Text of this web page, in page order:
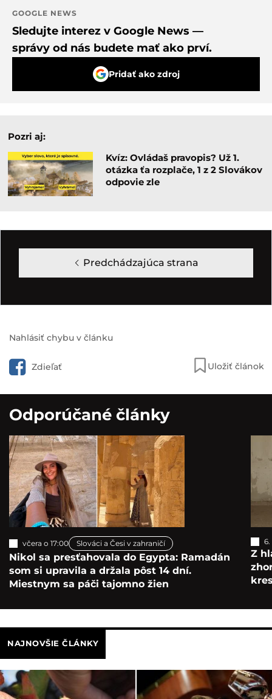
GOOGLE NEWS
Sledujte interez v Google News —
správy od nás budete mať ako prví.
Pridať ako zdroj
Pozri aj:
Kvíz: Ovládaš pravopis? Už 1.
otázka ťa rozplače, 1 z 2 Slovákov
odpovie zle
Predchádzajúca strana
Nahlásiť chybu v článku
Zdieľať Uložiť článok
Odporúčané články
včera o 17:00 Slováci a Česi v zahraničí
Nikol sa presťahovala do Egypta: Ramadán
som si upravila a držala pôst 14 dní.
Miestnym sa páči tajomno žien
Z
NAJNOVŠIE ČLÁNKY